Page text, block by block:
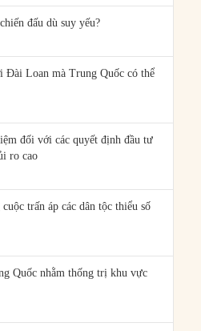
đấu dù suy yếu?
Đài Loan mà Trung Quốc có thể
đối với các quyết định đầu tư
ro cao
trấn áp các dân tộc thiểu số
Quốc nhằm thống trị khu vực